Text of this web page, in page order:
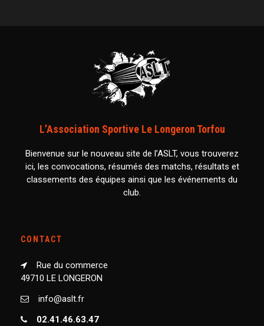
L’Association Sportive Le Longeron Torfou
Bienvenue sur le nouveau site de l’ASLT, vous trouverez
ici, les convocations, résumés des matchs, résultats et
classements des équipes ainsi que les événements du
club.
CONTACT
Rue du commerce
49710 LE LONGERON
info@aslt.fr
02.41.46.63.47